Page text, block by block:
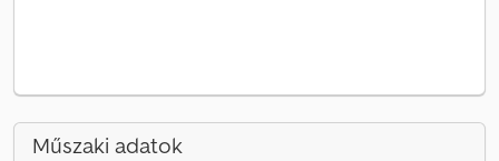
Műszaki adatok